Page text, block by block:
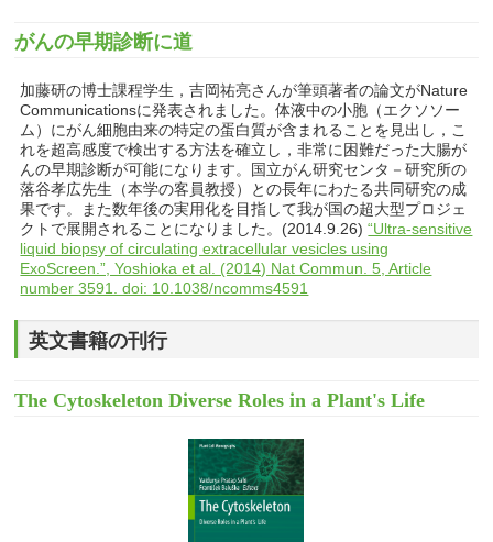
がんの早期診断に道
加藤研の博士課程学生，吉岡祐亮さんが筆頭著者の論文がNature
Communicationsに発表されました。体液中の小胞（エクソソー
ム）にがん細胞由来の特定の蛋白質が含まれることを見出し，こ
れを超高感度で検出する方法を確立し，非常に困難だった大腸が
んの早期診断が可能になります。国立がん研究センタ－研究所の
落谷孝広先生（本学の客員教授）との長年にわたる共同研究の成
果です。また数年後の実用化を目指して我が国の超大型プロジェ
クトで展開されることになりました。(2014.9.26)“Ultra-sensitive
liquid biopsy of circulating extracellular vesicles using
ExoScreen.”, Yoshioka et al. (2014) Nat Commun. 5, Article
number 3591. doi: 10.1038/ncomms4591
英文書籍の刊行
The Cytoskeleton Diverse Roles in a Plant's Life